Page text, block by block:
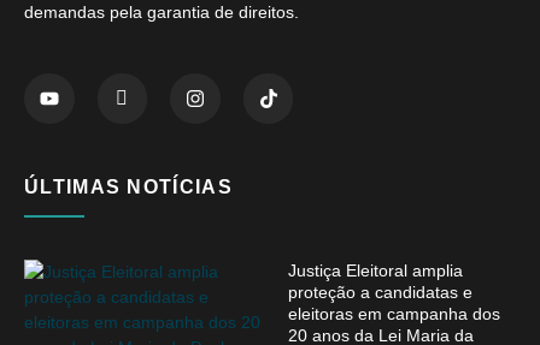
demandas pela garantia de direitos.
ÚLTIMAS NOTÍCIAS
Justiça Eleitoral amplia
proteção a candidatas e
eleitoras em campanha dos
20 anos da Lei Maria da